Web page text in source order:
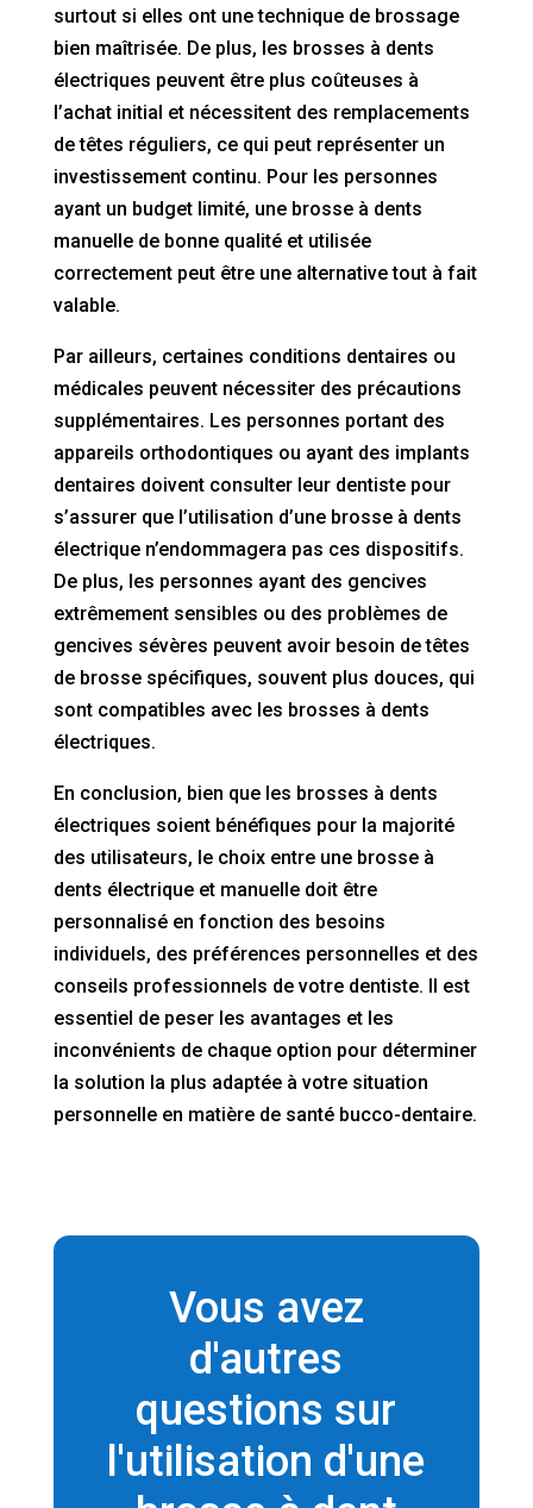
surtout si elles ont une technique de brossage
bien maîtrisée. De plus, les brosses à dents
électriques peuvent être plus coûteuses à
l’achat initial et nécessitent des remplacements
de têtes réguliers, ce qui peut représenter un
investissement continu. Pour les personnes
ayant un budget limité, une brosse à dents
manuelle de bonne qualité et utilisée
correctement peut être une alternative tout à fait
valable.
Par ailleurs, certaines conditions dentaires ou
médicales peuvent nécessiter des précautions
supplémentaires. Les personnes portant des
appareils orthodontiques ou ayant des implants
dentaires doivent consulter leur dentiste pour
s’assurer que l’utilisation d’une brosse à dents
électrique n’endommagera pas ces dispositifs.
De plus, les personnes ayant des gencives
extrêmement sensibles ou des problèmes de
gencives sévères peuvent avoir besoin de têtes
de brosse spécifiques, souvent plus douces, qui
sont compatibles avec les brosses à dents
électriques.
En conclusion, bien que les brosses à dents
électriques soient bénéfiques pour la majorité
des utilisateurs, le choix entre une brosse à
dents électrique et manuelle doit être
personnalisé en fonction des besoins
individuels, des préférences personnelles et des
conseils professionnels de votre dentiste. Il est
essentiel de peser les avantages et les
inconvénients de chaque option pour déterminer
la solution la plus adaptée à votre situation
personnelle en matière de santé bucco-dentaire.
Vous avez
d'autres
questions sur
l'utilisation d'une